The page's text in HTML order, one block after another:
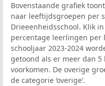
Bovenstaande grafiek
naar leeftijdsgroepen per
Drieeenheidsschool. Klik
percentage leerlingen per
schooljaar 2023-2024
getoond als er meer dan
voorkomen. De overige
de categorie ‘overige’.